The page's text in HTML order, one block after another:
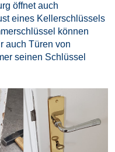
öffnet auch
eines Kellerschlüssels
können
auch Türen von
seinen Schlüssel